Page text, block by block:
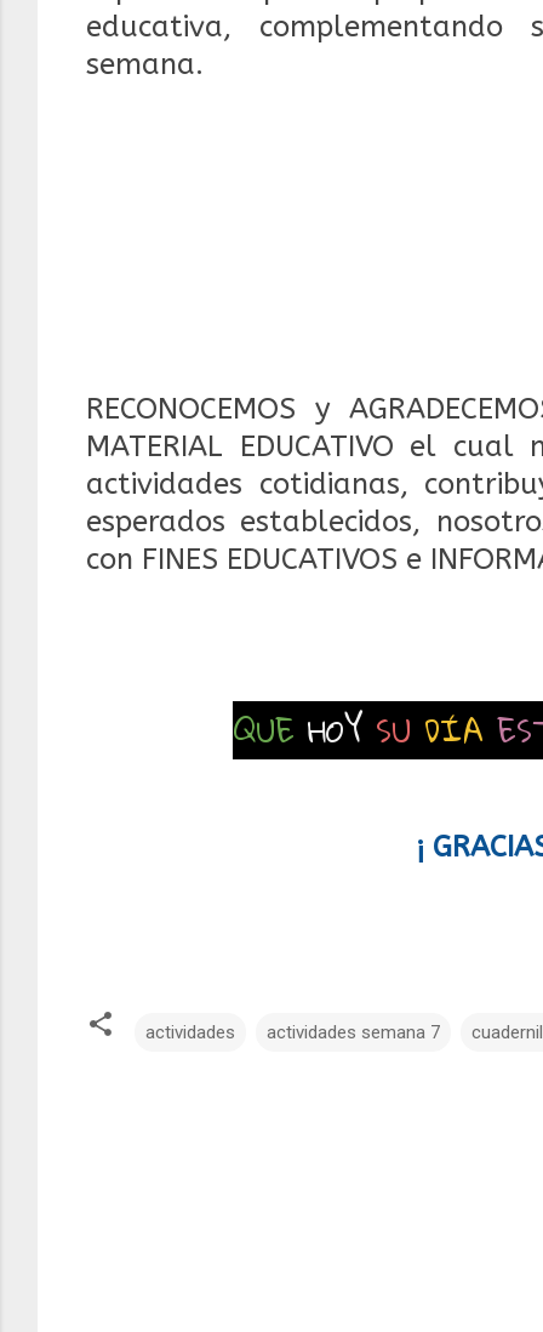
educativa,
semana.
RECONOCEMOS y
MATERIAL EDUCATIVO el
actividades cotidianas,
esperados establecidos,
con FINES EDUCATIVOS e
QUE HOY SU DÍA
¡
actividades actividades semana 7